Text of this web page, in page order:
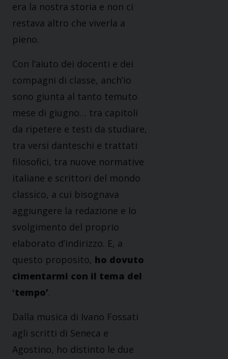
era la nostra storia e non ci
restava altro che viverla a
pieno.
Con l’aiuto dei docenti e dei
compagni di classe, anch’io
sono giunta al tanto temuto
mese di giugno… tra capitoli
da ripetere e testi da studiare,
tra versi danteschi e trattati
filosofici, tra nuove normative
italiane e scrittori del mondo
classico, a cui bisognava
aggiungere la redazione e lo
svolgimento del proprio
elaborato d’indirizzo. E, a
questo proposito, ho dovuto
cimentarmi con il tema del
ʽtempoʼ.
Dalla musica di Ivano Fossati
agli scritti di Seneca e
Agostino, ho distinto le due